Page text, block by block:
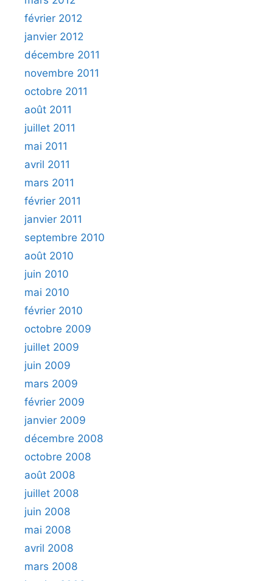
février 2012
janvier 2012
décembre 2011
novembre 2011
octobre 2011
août 2011
juillet 2011
mai 2011
avril 2011
mars 2011
février 2011
janvier 2011
septembre 2010
août 2010
juin 2010
mai 2010
février 2010
octobre 2009
juillet 2009
juin 2009
mars 2009
février 2009
janvier 2009
décembre 2008
octobre 2008
août 2008
juillet 2008
juin 2008
mai 2008
avril 2008
mars 2008